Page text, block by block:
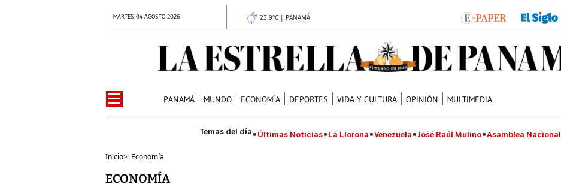
MARTES 04 AGOSTO 2026 23.9°C | PANAMÁ
PANAMÁ MUNDO ECONOMÍA DEPORTES VIDA Y CULTURA OPINIÓN MULTIMEDIA
Últimas Noticias La Llorona Venezuela José Raúl Mulino Asamblea Nacional
Inicio> Economía
ECONOMÍA